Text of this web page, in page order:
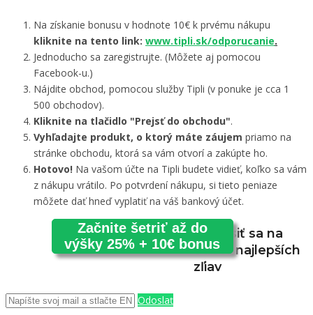
Na získanie bonusu v hodnote 10€ k prvému nákupu
kliknite na tento link: www.tipli.sk/odporucanie.
Jednoducho sa zaregistrujte. (Môžete aj pomocou
Facebook-u.)
Nájdite obchod, pomocou služby Tipli (v ponuke je cca 1
500 obchodov).
Kliknite na tlačidlo "Prejsť do obchodu".
Vyhľadajte produkt, o ktorý máte záujem priamo na
stránke obchodu, ktorá sa vám otvorí a zakúpte ho.
Hotovo! Na vašom účte na Tipli budete vidieť, koľko sa vám
z nákupu vrátilo. Po potvrdení nákupu, si tieto peniaze
môžete dať hneď vyplatiť na váš bankový účet.
Začnite šetriť až do
výšky 25% + 10€ bonus
Prihlásiť sa na
odber najlepších
zľiav
Odoslať